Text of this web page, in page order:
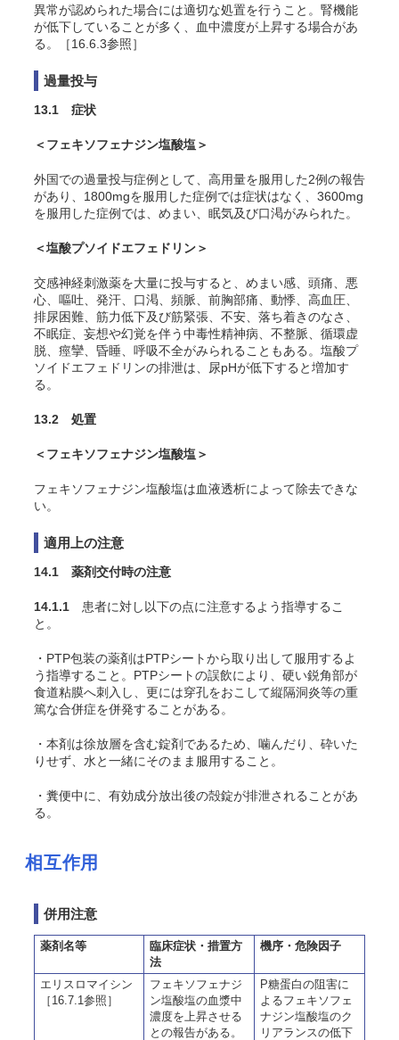
異常が認められた場合には適切な処置を行うこと。腎機能
が低下していることが多く、血中濃度が上昇する場合があ
る。［16.6.3参照］
過量投与
13.1 症状
＜フェキソフェナジン塩酸塩＞
外国での過量投与症例として、高用量を服用した2例の報告
があり、1800mgを服用した症例では症状はなく、3600mg
を服用した症例では、めまい、眠気及び口渇がみられた。
＜塩酸プソイドエフェドリン＞
交感神経刺激薬を大量に投与すると、めまい感、頭痛、悪
心、嘔吐、発汗、口渇、頻脈、前胸部痛、動悸、高血圧、
排尿困難、筋力低下及び筋緊張、不安、落ち着きのなさ、
不眠症、妄想や幻覚を伴う中毒性精神病、不整脈、循環虚
脱、痙攣、昏睡、呼吸不全がみられることもある。塩酸プ
ソイドエフェドリンの排泄は、尿pHが低下すると増加す
る。
13.2 処置
＜フェキソフェナジン塩酸塩＞
フェキソフェナジン塩酸塩は血液透析によって除去できな
い。
適用上の注意
14.1 薬剤交付時の注意
14.1.1 患者に対し以下の点に注意するよう指導するこ
と。
・PTP包装の薬剤はPTPシートから取り出して服用するよ
う指導すること。PTPシートの誤飲により、硬い鋭角部が
食道粘膜へ刺入し、更には穿孔をおこして縦隔洞炎等の重
篤な合併症を併発することがある。
・本剤は徐放層を含む錠剤であるため、噛んだり、砕いた
りせず、水と一緒にそのまま服用すること。
・糞便中に、有効成分放出後の殻錠が排泄されることがあ
る。
相互作用
併用注意
薬剤名等
臨床症状・措置方
法
機序・危険因子
エリスロマイシン
［16.7.1参照］
フェキソフェナジ
ン塩酸塩の血漿中
濃度を上昇させる
との報告がある。
P糖蛋白の阻害に
よるフェキソフェ
ナジン塩酸塩のク
リアランスの低下